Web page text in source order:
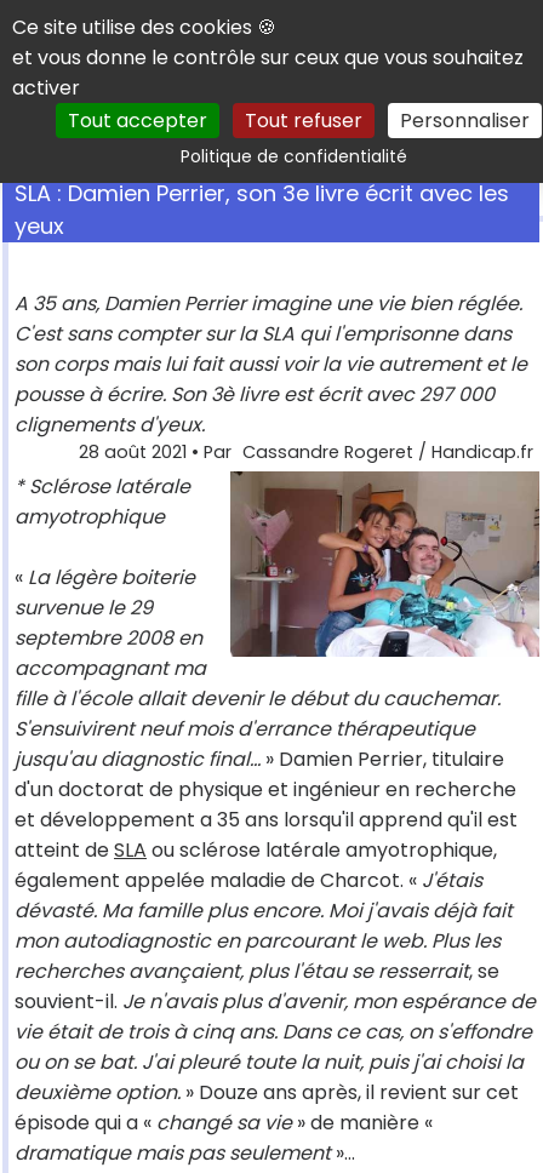
Panneau de gestion des cookies
Ce site utilise des cookies 🍪
et vous donne le contrôle sur ceux que vous souhaitez
activer
Tout accepter
Tout refuser Personnaliser
Politique de confidentialitéRechercher
SLA : Damien Perrier, son 3e livre écrit avec les
yeux
A 35 ans, Damien Perrier imagine une vie bien réglée.
C'est sans compter sur la SLA qui l'emprisonne dans
son corps mais lui fait aussi voir la vie autrement et le
pousse à écrire. Son 3è livre est écrit avec 297 000
clignements d'yeux.
28 août 2021 • Par Cassandre Rogeret / Handicap.fr
* Sclérose latérale
amyotrophique
« La légère boiterie
survenue le 29
septembre 2008 en
accompagnant ma
fille à l'école allait devenir le début du cauchemar.
S'ensuivirent neuf mois d'errance thérapeutique
jusqu'au diagnostic final... » Damien Perrier, titulaire
d'un doctorat de physique et ingénieur en recherche
et développement a 35 ans lorsqu'il apprend qu'il est
atteint deSLA ou sclérose latérale amyotrophique,
également appelée maladie de Charcot. « J'étais
dévasté. Ma famille plus encore. Moi j'avais déjà fait
mon autodiagnostic en parcourant le web. Plus les
recherches avançaient, plus l'étau se resserrait, se
souvient-il. Je n'avais plus d'avenir, mon espérance de
vie était de trois à cinq ans. Dans ce cas, on s'effondre
ou on se bat. J'ai pleuré toute la nuit, puis j'ai choisi la
deuxième option. » Douze ans après, il revient sur cet
épisode qui a « changé sa vie» de manière «
dramatique mais pas seulement»...